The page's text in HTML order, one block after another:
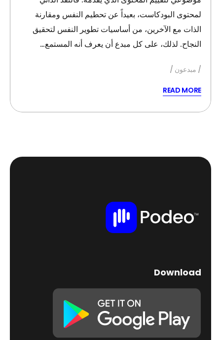
لمحتوى البودكاست، بعيداً عن تحطيم النفس ومقارنة
الذات مع الآخرين، من أساسيات تطوير النفس لتحقيق
النجاح. لذلك، على كل مبدع أن يعرف أنه المستمع…
مبدعون
READ MORE
Download